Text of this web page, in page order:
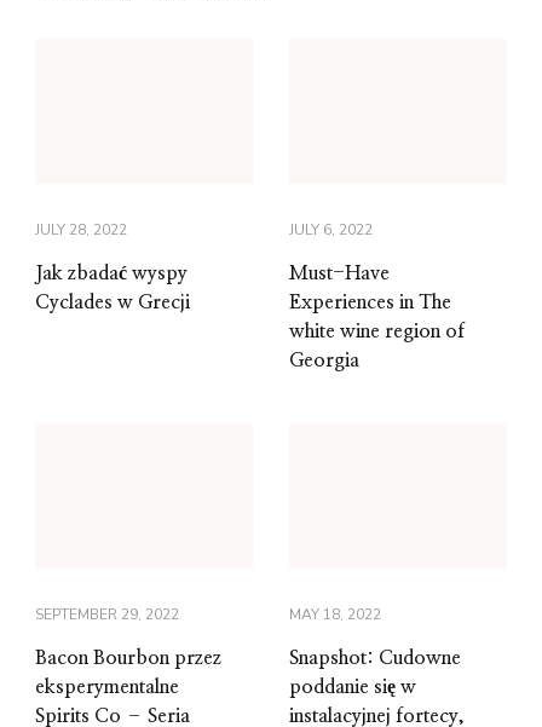
JULY 28, 2022
Jak zbadać wyspy
Cyclades w Grecji
JULY 6, 2022
Must-Have
Experiences in The
white wine region of
Georgia
SEPTEMBER 29, 2022
Bacon Bourbon przez
eksperymentalne
Spirits Co – Seria
MAY 18, 2022
Snapshot: Cudowne
poddanie się w
instalacyjnej fortecy,